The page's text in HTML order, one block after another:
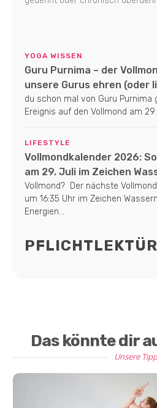
YOGA WISSEN
Guru Purnima – der
unsere Gurus ehren (oder
du schon mal von Guru Purnima
Ereignis auf den Vollmond am
LIFESTYLE
Vollmondkalender 2026:
am 29. Juli im Zeichen
Vollmond? Der nächste
um 16:35 Uhr im Zeichen
Energien...
Das könnte dir
Unsere